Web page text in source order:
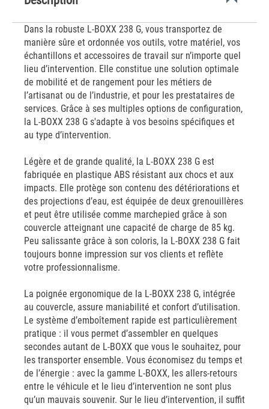
Dans la robuste L-BOXX 238 G, vous transportez de
manière sûre et ordonnée vos outils, votre matériel, vos
échantillons et accessoires de travail sur n’importe quel
lieu d’intervention. Elle constitue une solution optimale
de mobilité et de rangement pour les métiers de
l’artisanat ou de l’industrie, et pour les prestataires de
services. Grâce à ses multiples options de configuration,
la L-BOXX 238 G s'adapte à vos besoins spécifiques et
au type d’intervention.
Légère et de grande qualité, la L-BOXX 238 G est
fabriquée en plastique ABS résistant aux chocs et aux
impacts. Elle protège son contenu des détériorations et
des projections d’eau, est équipée de deux grenouillères
et peut être utilisée comme marchepied grâce à son
couvercle atteignant une capacité de charge de 85 kg.
Peu salissante grâce à son coloris, la L-BOXX 238 G fait
toujours bonne impression sur vos clients et reflète
votre professionnalisme.
La poignée ergonomique de la L-BOXX 238 G, intégrée
au couvercle, assure maniabilité et confort d’utilisation.
Le système d’emboîtement rapide est particulièrement
pratique : il vous permet d’assembler en quelques
secondes autant de L-BOXX que vous le souhaitez, pour
les transporter ensemble. Vous économisez du temps et
de l’énergie : avec la gamme L-BOXX, les allers-retours
entre le véhicule et le lieu d’intervention ne sont plus
qu’un mauvais souvenir. Sur le lieu d’intervention, il suffit